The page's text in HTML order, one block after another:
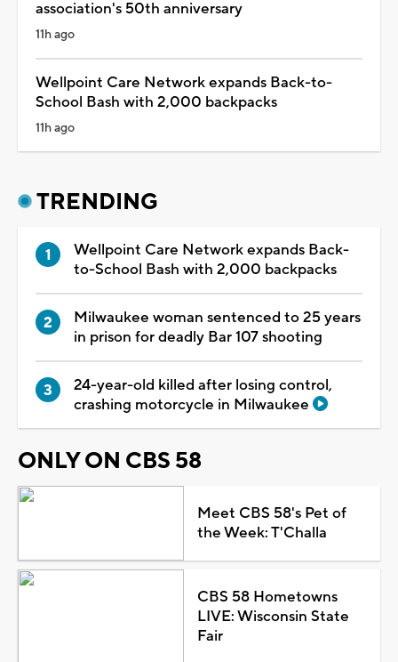
association's 50th anniversary
11h ago
Wellpoint Care Network expands Back-to-
School Bash with 2,000 backpacks
11h ago
TRENDING
Wellpoint Care Network expands Back-
to-School Bash with 2,000 backpacks
Milwaukee woman sentenced to 25 years
in prison for deadly Bar 107 shooting
24-year-old killed after losing control,
crashing motorcycle in Milwaukee
ONLY ON CBS 58
Meet CBS 58's Pet of
the Week: T'Challa
CBS 58 Hometowns
LIVE: Wisconsin State
Fair